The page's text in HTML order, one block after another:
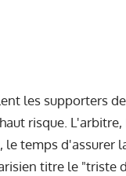
les supporters
risque.
temps d'assurer
titre le "triste